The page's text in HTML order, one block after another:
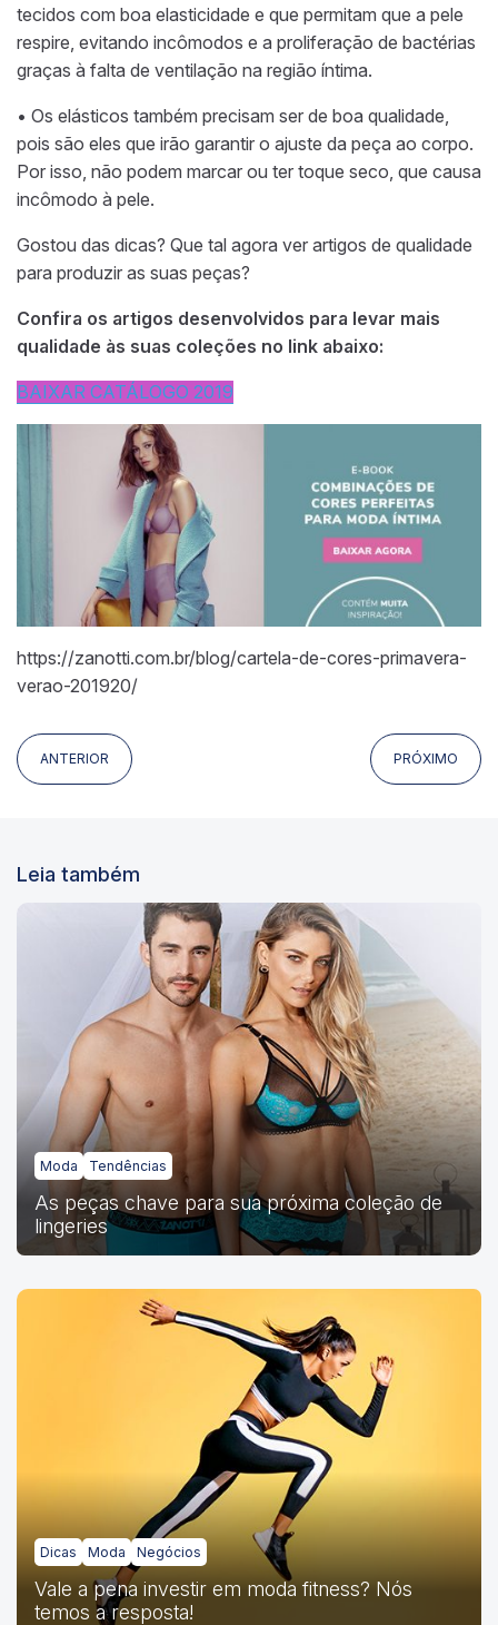
tecidos com boa elasticidade e que permitam que a pele
respire, evitando incômodos e a proliferação de bactérias
graças à falta de ventilação na região íntima.
• Os elásticos também precisam ser de boa qualidade,
pois são eles que irão garantir o ajuste da peça ao corpo.
Por isso, não podem marcar ou ter toque seco, que causa
incômodo à pele.
Gostou das dicas? Que tal agora ver artigos de qualidade
para produzir as suas peças?
Confira os artigos desenvolvidos para levar mais
qualidade às suas coleções no link abaixo:
BAIXAR CATÁLOGO 2019
https://zanotti.com.br/blog/cartela-de-cores-primavera-
verao-201920/
ANTERIOR PRÓXIMO
Leia também
Moda Tendências
As peças chave para sua próxima coleção de
lingeries
Dicas Moda Negócios
Vale a pena investir em moda fitness? Nós
temos a resposta!